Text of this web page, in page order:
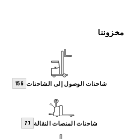
مخزوننا
شاحنات الوصول إلى الشاحنات 156
شاحنات المنصات النقالة 77